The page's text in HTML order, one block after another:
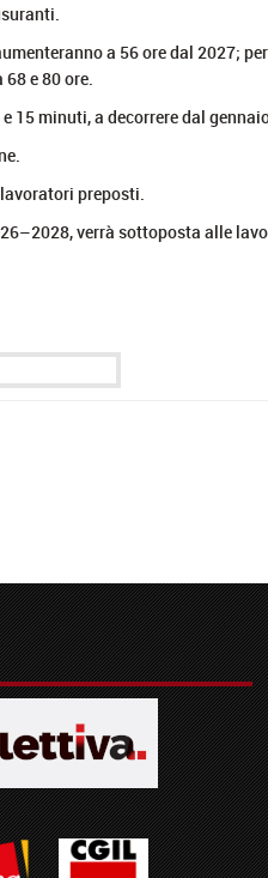
a 56 ore dal 2027;
e 80 ore.
minuti, a decorrere dal
preposti.
verrà sottoposta alle